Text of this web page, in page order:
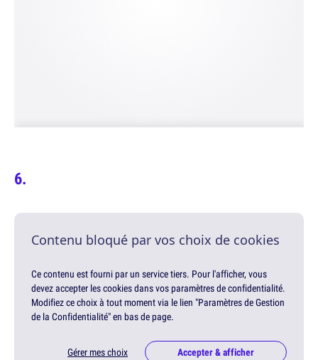
Contenu bloqué par vos choix de cookies
Ce contenu est fourni par un service tiers. Pour l'afficher, vous
devez accepter les cookies dans vos paramètres de confidentialité.
Modifiez ce choix à tout moment via le lien "Paramètres de Gestion
de la Confidentialité" en bas de page.
Gérer mes choix Accepter & afficher